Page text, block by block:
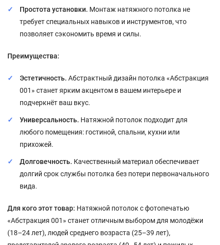
Простота установки. Монтаж натяжного потолка не
требует специальных навыков и инструментов, что
позволяет сэкономить время и силы.
Преимущества:
Эстетичность. Абстрактный дизайн потолка «Абстракция
001» станет ярким акцентом в вашем интерьере и
подчеркнёт ваш вкус.
Универсальность. Натяжной потолок подходит для
любого помещения: гостиной, спальни, кухни или
прихожей.
Долговечность. Качественный материал обеспечивает
долгий срок службы потолка без потери первоначального
вида.
Для кого этот товар: Натяжной потолок с фотопечатью
«Абстракция 001» станет отличным выбором для молодёжи
(18–24 лет), людей среднего возраста (25–39 лет),